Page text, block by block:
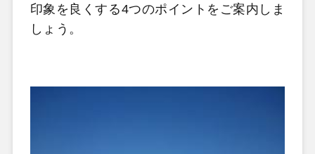
印象を良くする4つのポイントをご案内しま
しょう。